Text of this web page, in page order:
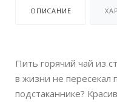
ОПИСАНИЕ
Пить горячий чай из
в жизни не пересекал
подстаканнике?